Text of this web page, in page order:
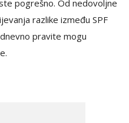
pogrešno. Od nedovoljne
razlike između SPF
pravite mogu